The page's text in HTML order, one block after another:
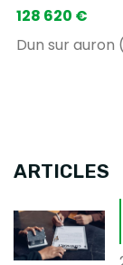
128 620 €
Dun sur auron
ARTICLES